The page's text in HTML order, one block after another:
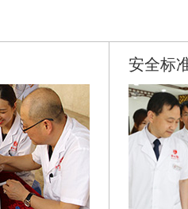
安全标